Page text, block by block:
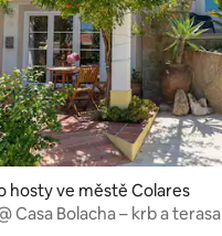
hosty ve městě Colares
Casa Bolacha – krb a terasa